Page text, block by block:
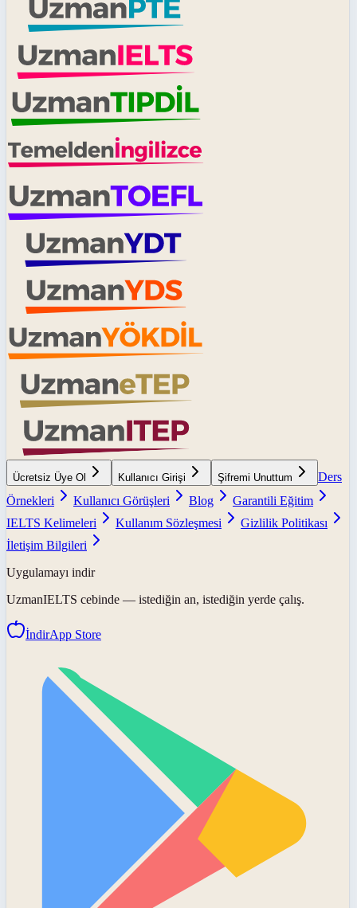
Ücretsiz Üye Ol Kullanıcı Girişi Şifremi Unuttum
Ders
Örnekleri
Kullanıcı Görüşleri Blog
Garantili Eğitim
IELTS Kelimeleri
Kullanım Sözleşmesi
Gizlilik Politikası
İletişim Bilgileri
Uygulamayı indir
UzmanIELTS cebinde — istediğin an, istediğin yerde çalış.
İndirApp Store